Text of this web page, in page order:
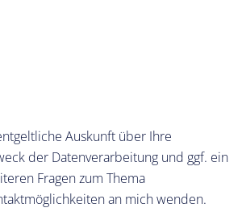
Auskunft über Ihre
der Datenverarbeitung und ggf. ein
Fragen zum Thema
an mich wenden.